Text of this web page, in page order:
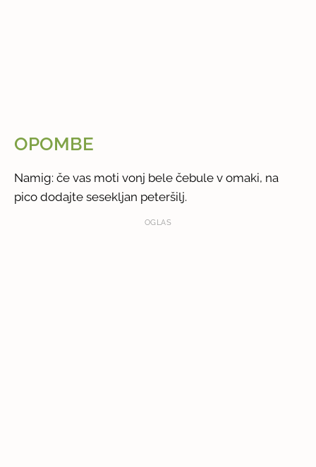
OPOMBE
Namig: če vas moti vonj bele čebule v omaki, na
pico dodajte sesekljan peteršilj.
OGLAS